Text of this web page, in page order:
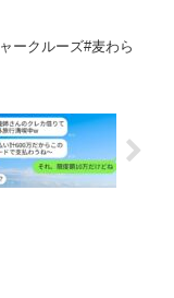
ークルーズ#麦わら